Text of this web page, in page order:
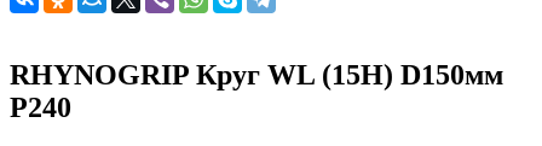
RHYNOGRIP Круг WL (15H) D150мм
Р240